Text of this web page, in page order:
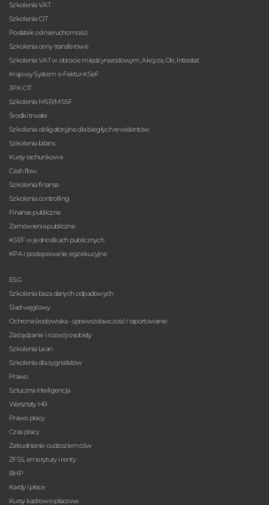
Szkolenia VAT
Szkolenia CIT
Podatek od nieruchomości
Szkolenia ceny transferowe
Szkolenia VAT w obrocie międzynarodowym, Akcyza, Cło, Intrastat
Krajowy System e-Faktur KSeF
JPK CIT
Szkolenia MSR/MSSF
Środki trwałe
Szkolenia obligatoryjne dla biegłych rewidentów
Szkolenia bilans
Kursy rachunkowe
Cash flow
Szkolenia finanse
Szkolenia controlling
Finanse publiczne
Zamówienia publiczne
KSEF w jednostkach publicznych
KPA i postepowanie egzekucyjne
ESG
Szkolenia baza danych odpadowych
Ślad węglowy
Ochrona środowiska - sprawozdawczość i raportowanie
Zarządzanie i rozwój osobisty
Szkolenia Lean
Szkolenia dla sygnalistów
Prawo
Sztuczna inteligencja
Warsztaty HR
Prawo pracy
Czas pracy
Zatrudnianie cudzoziemców
ZFŚS, emerytury i renty
BHP
Kardy i płace
Kursy kadrowo-płacowe